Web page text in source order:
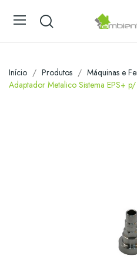
Início Produtos Máquinas e
Adaptador Metalico Sistema EPS+